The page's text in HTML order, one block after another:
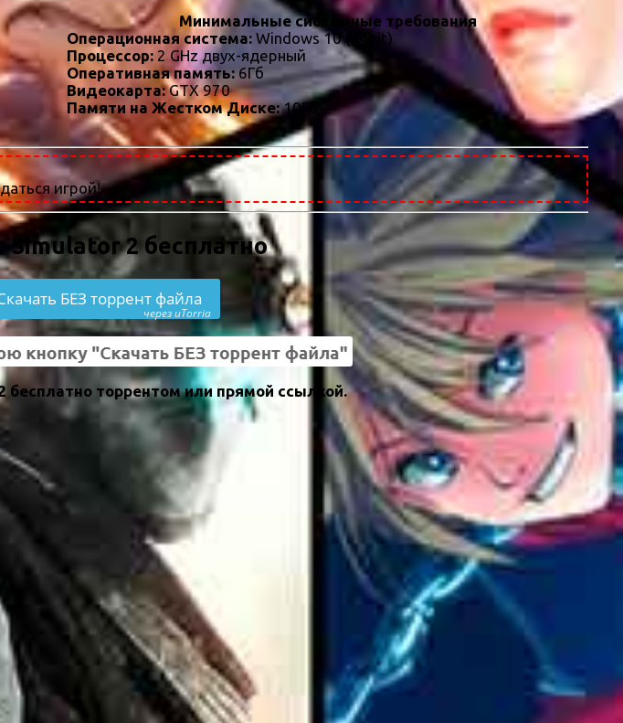
Минимальные системные требования
Операционная система: Windows 10 (64bit)
Процессор: 2 GHz двух-ядерный
Оперативная память:6Гб
Видеокарта:GTX 970
Памяти на Жестком Диске:10Гб
игрой!
Simulator 2 бесплатно
БЕЗ торрент файла
через uTorria
торрентом или прямой ссылкой.